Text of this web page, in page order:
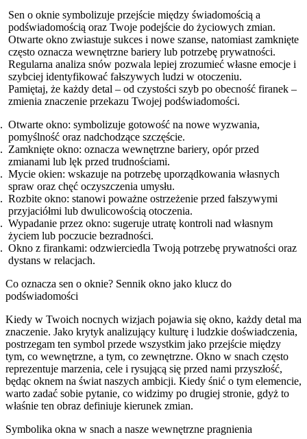
Sen o oknie symbolizuje przejście między świadomością a
podświadomością oraz Twoje podejście do życiowych zmian.
Otwarte okno zwiastuje sukces i nowe szanse, natomiast zamknięte
często oznacza wewnętrzne bariery lub potrzebę prywatności.
Regularna analiza snów pozwala lepiej zrozumieć własne emocje i
szybciej identyfikować fałszywych ludzi w otoczeniu.
Pamiętaj, że każdy detal – od czystości szyb po obecność firanek –
zmienia znaczenie przekazu Twojej podświadomości.
Otwarte okno: symbolizuje gotowość na nowe wyzwania,
pomyślność oraz nadchodzące szczęście.
Zamknięte okno: oznacza wewnętrzne bariery, opór przed
zmianami lub lęk przed trudnościami.
Mycie okien: wskazuje na potrzebę uporządkowania własnych
spraw oraz chęć oczyszczenia umysłu.
Rozbite okno: stanowi poważne ostrzeżenie przed fałszywymi
przyjaciółmi lub dwulicowością otoczenia.
Wypadanie przez okno: sugeruje utratę kontroli nad własnym
życiem lub poczucie bezradności.
Okno z firankami: odzwierciedla Twoją potrzebę prywatności oraz
dystans w relacjach.
Co oznacza sen o oknie? Sennik okno jako klucz do
podświadomości
Kiedy w Twoich nocnych wizjach pojawia się okno, każdy detal ma
znaczenie. Jako krytyk analizujący kulturę i ludzkie doświadczenia,
postrzegam ten symbol przede wszystkim jako przejście między
tym, co wewnętrzne, a tym, co zewnętrzne. Okno w snach często
reprezentuje marzenia, cele i rysującą się przed nami przyszłość,
będąc oknem na świat naszych ambicji. Kiedy śnić o tym elemencie,
warto zadać sobie pytanie, co widzimy po drugiej stronie, gdyż to
właśnie ten obraz definiuje kierunek zmian.
Symbolika okna w snach a nasze wewnętrzne pragnienia